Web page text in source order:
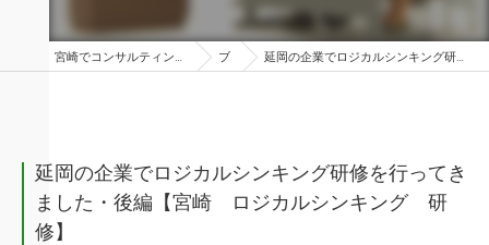
宮崎でコンサルティングならユーアンドミークリエイト株式会社 ブログ 延岡の企業でロジカルシンキング研修を行ってきました・後編【宮崎 ロジカルシンキング 研修】
延岡の企業でロジカルシンキング研修を行ってき
ました・後編【宮崎 ロジカルシンキング 研
修】